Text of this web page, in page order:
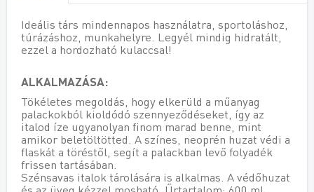
Ideális társ mindennapos használatra, sportoláshoz,
túrázáshoz, munkahelyre. Legyél mindig hidratált,
ezzel a hordozható kulaccsal!
ALKALMAZÁSA:
Tökéletes megoldás, hogy elkerüld a műanyag
palackokból kioldódó szennyeződéseket, így az
italod íze ugyanolyan finom marad benne, mint
amikor beletöltötted. A színes, neoprén huzat védi a
flaskát a töréstől, segít a palackban levő folyadék
frissen tartásában.
Szénsavas italok tárolására is alkalmas. A védőhuzat